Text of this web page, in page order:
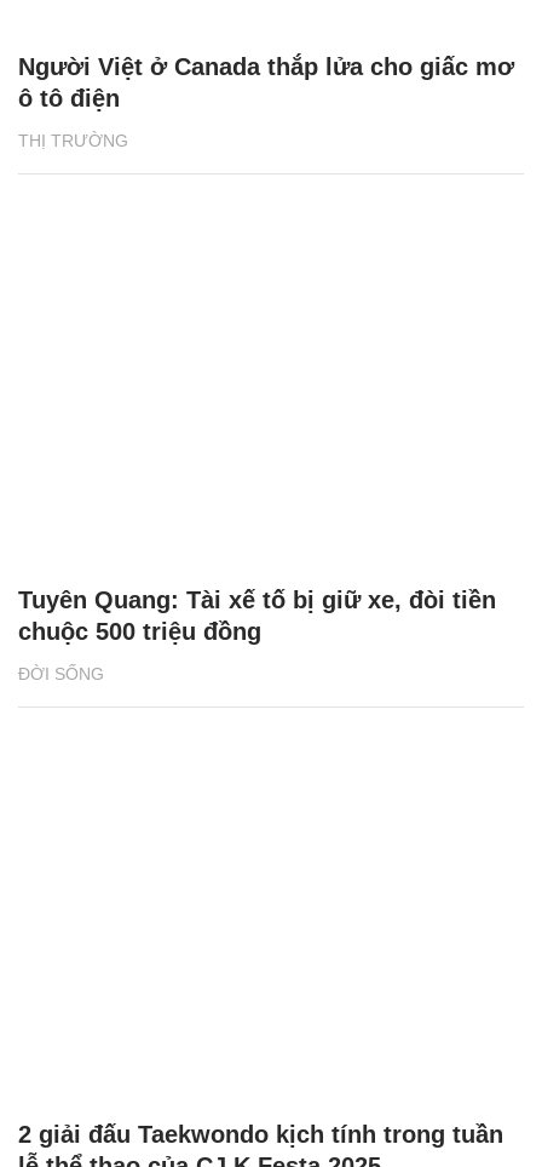
THỊ TRƯỜNG
Người Việt ở Canada thắp lửa cho giấc mơ
ô tô điện
ĐỜI SỐNG
Tuyên Quang: Tài xế tố bị giữ xe, đòi tiền
chuộc 500 triệu đồng
2 giải đấu Taekwondo kịch tính trong tuần